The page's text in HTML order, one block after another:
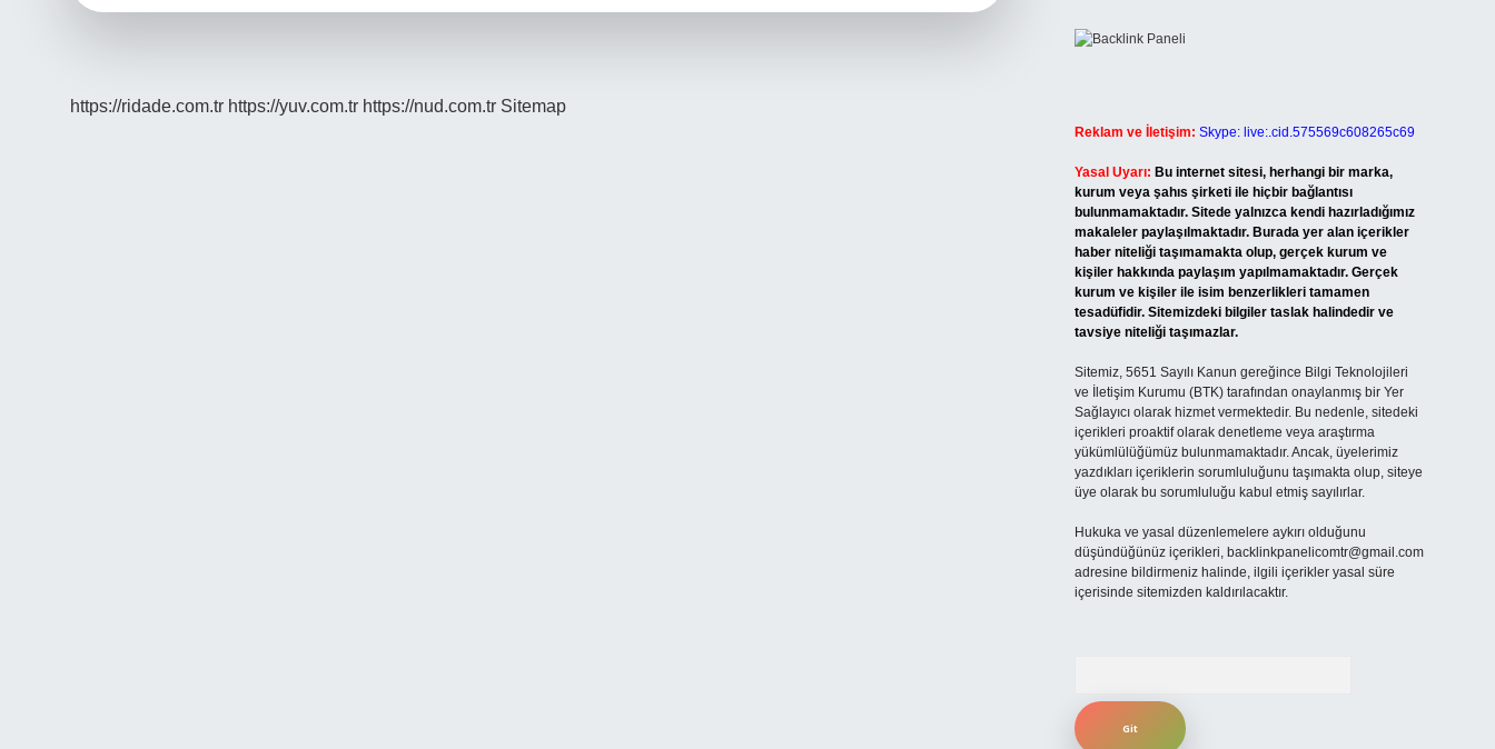
https://ridade.com.tr https://yuv.com.tr https://nud.com.tr Sitemap
Reklam ve İletişim: Skype: live:.cid.575569c608265c69
Yasal Uyarı: Bu internet sitesi, herhangi bir marka,
kurum veya şahıs şirketi ile hiçbir bağlantısı
bulunmamaktadır. Sitede yalnızca kendi hazırladığımız
makaleler paylaşılmaktadır. Burada yer alan içerikler
haber niteliği taşımamakta olup, gerçek kurum ve
kişiler hakkında paylaşım yapılmamaktadır. Gerçek
kurum ve kişiler ile isim benzerlikleri tamamen
tesadüfidir. Sitemizdeki bilgiler taslak halindedir ve
tavsiye niteliği taşımazlar.
Sitemiz, 5651 Sayılı Kanun gereğince Bilgi Teknolojileri
ve İletişim Kurumu (BTK) tarafından onaylanmış bir Yer
Sağlayıcı olarak hizmet vermektedir. Bu nedenle, sitedeki
içerikleri proaktif olarak denetleme veya araştırma
yükümlülüğümüz bulunmamaktadır. Ancak, üyelerimiz
yazdıkları içeriklerin sorumluluğunu taşımakta olup, siteye
üye olarak bu sorumluluğu kabul etmiş sayılırlar.
Hukuka ve yasal düzenlemelere aykırı olduğunu
düşündüğünüz içerikleri, backlinkpanelicomtr@gmail.com
adresine bildirmeniz halinde, ilgili içerikler yasal süre
içerisinde sitemizden kaldırılacaktır.